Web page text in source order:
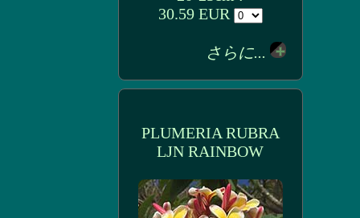
30.59 EUR
さらに...
PLUMERIA RUBRA
LJN RAINBOW